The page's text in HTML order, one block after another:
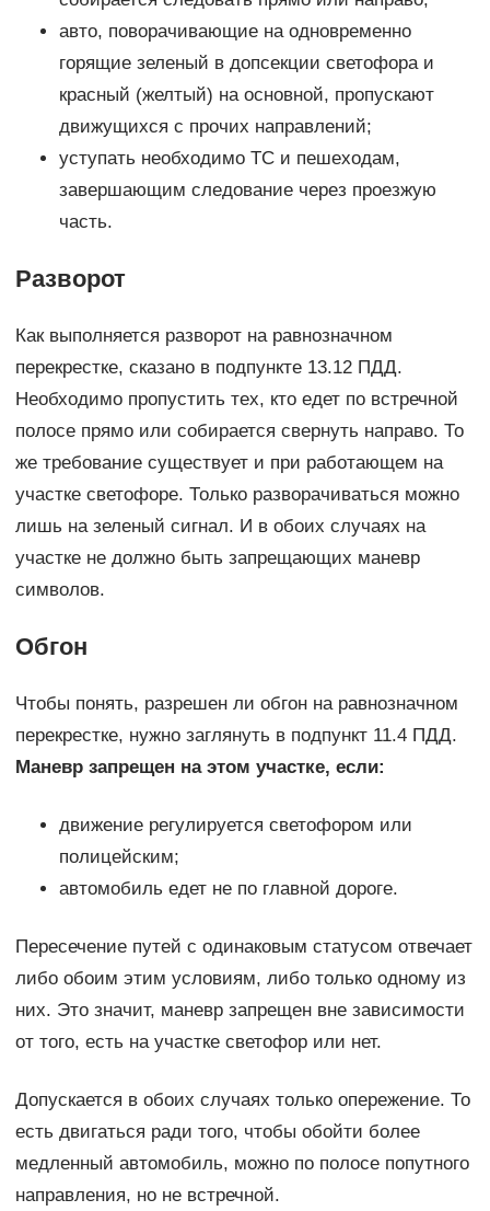
авто, поворачивающие на одновременно
горящие зеленый в допсекции светофора и
красный (желтый) на основной, пропускают
движущихся с прочих направлений;
уступать необходимо ТС и пешеходам,
завершающим следование через проезжую
часть.
Разворот
Как выполняется разворот на равнозначном
перекрестке, сказано в подпункте 13.12 ПДД.
Необходимо пропустить тех, кто едет по встречной
полосе прямо или собирается свернуть направо. То
же требование существует и при работающем на
участке светофоре. Только разворачиваться можно
лишь на зеленый сигнал. И в обоих случаях на
участке не должно быть запрещающих маневр
символов.
Обгон
Чтобы понять, разрешен ли обгон на равнозначном
перекрестке, нужно заглянуть в подпункт 11.4 ПДД.
Маневр запрещен на этом участке, если:
движение регулируется светофором или
полицейским;
автомобиль едет не по главной дороге.
Пересечение путей с одинаковым статусом отвечает
либо обоим этим условиям, либо только одному из
них. Это значит, маневр запрещен вне зависимости
от того, есть на участке светофор или нет.
Допускается в обоих случаях только опережение. То
есть двигаться ради того, чтобы обойти более
медленный автомобиль, можно по полосе попутного
направления, но не встречной.